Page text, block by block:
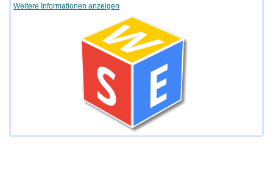
Weitere Informationen anzeigen